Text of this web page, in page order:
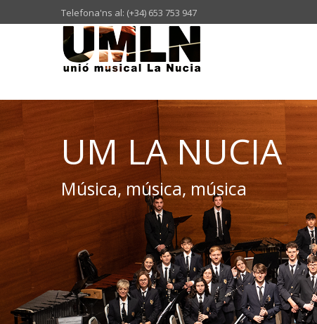
Telefona'ns al: (+34) 653 753 947